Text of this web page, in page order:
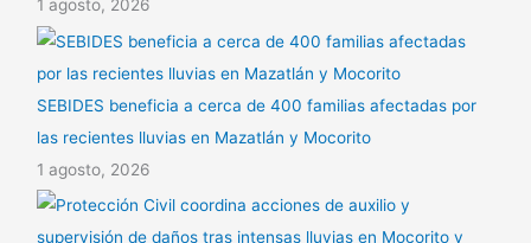
1 agosto, 2026
SEBIDES beneficia a cerca de 400 familias afectadas por
las recientes lluvias en Mazatlán y Mocorito
1 agosto, 2026